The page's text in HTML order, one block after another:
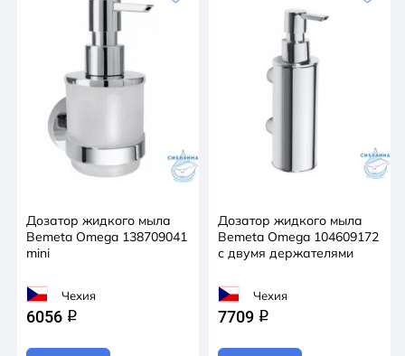
Дозатор жидкого мыла
Bemeta Omega 138709041
mini
Чехия
6056 q
Дозатор жидкого мыла
Bemeta Omega 104609172
с двумя держателями
Чехия
7709 q